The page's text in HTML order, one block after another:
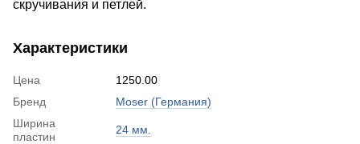
скручивания и петлей.
Характеристики
Цена
1250.00
Бренд
Moser (Германия)
Ширина
пластин
24 мм.